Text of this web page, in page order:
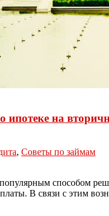
ипотеке на
, Советы по займам
способом
В связи с этим